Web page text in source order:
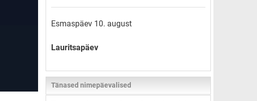
Esmaspäev 10. august
Lauritsapäev
Tänased nimepäevalised